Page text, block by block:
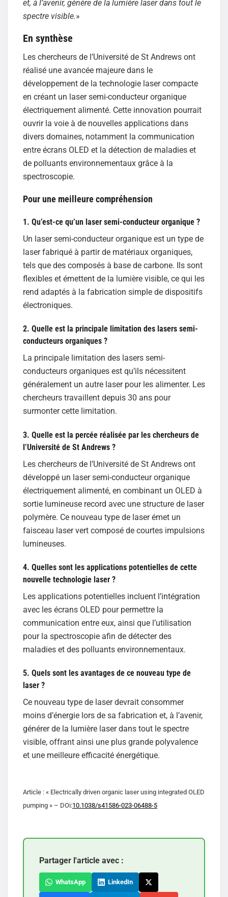
et, à l’avenir, génère de la lumière laser dans tout le
spectre visible.»
En synthèse
Les chercheurs de l’Université de St Andrews ont
réalisé une avancée majeure dans le
développement de la technologie laser compacte
en créant un laser semi-conducteur organique
électriquement alimenté. Cette innovation pourrait
ouvrir la voie à de nouvelles applications dans
divers domaines, notamment la communication
entre écrans OLED et la détection de maladies et
de polluants environnementaux grâce à la
spectroscopie.
Pour une meilleure compréhension
1. Qu’est-ce qu’un laser semi-conducteur organique ?
Un laser semi-conducteur organique est un type de
laser fabriqué à partir de matériaux organiques,
tels que des composés à base de carbone. Ils sont
flexibles et émettent de la lumière visible, ce qui les
rend adaptés à la fabrication simple de dispositifs
électroniques.
2. Quelle est la principale limitation des lasers semi-
conducteurs organiques ?
La principale limitation des lasers semi-
conducteurs organiques est qu’ils nécessitent
généralement un autre laser pour les alimenter. Les
chercheurs travaillent depuis 30 ans pour
surmonter cette limitation.
3. Quelle est la percée réalisée par les chercheurs de
l’Université de St Andrews ?
Les chercheurs de l’Université de St Andrews ont
développé un laser semi-conducteur organique
électriquement alimenté, en combinant un OLED à
sortie lumineuse record avec une structure de laser
polymère. Ce nouveau type de laser émet un
faisceau laser vert composé de courtes impulsions
lumineuses.
4. Quelles sont les applications potentielles de cette
nouvelle technologie laser ?
Les applications potentielles incluent l’intégration
avec les écrans OLED pour permettre la
communication entre eux, ainsi que l’utilisation
pour la spectroscopie afin de détecter des
maladies et des polluants environnementaux.
5. Quels sont les avantages de ce nouveau type de
laser ?
Ce nouveau type de laser devrait consommer
moins d’énergie lors de sa fabrication et, à l’avenir,
générer de la lumière laser dans tout le spectre
visible, offrant ainsi une plus grande polyvalence
et une meilleure efficacité énergétique.
Article : « Electrically driven organic laser using integrated OLED
pumping » – DOi:10.1038/s41586-023-06488-5
Partager l'article avec :
WhatsApp LinkedIn